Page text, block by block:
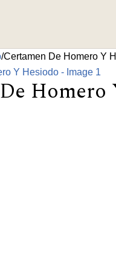
Certamen De Homero Y
Homero